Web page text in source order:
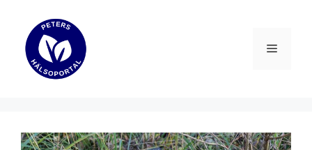
innehåll
Meny